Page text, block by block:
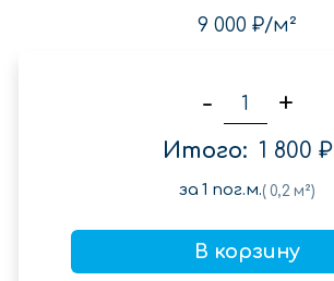
9 000 ₽/м²
- +
Итого: 1 800 ₽
за 1 пог.м.( 0,2 м²)
В корзину